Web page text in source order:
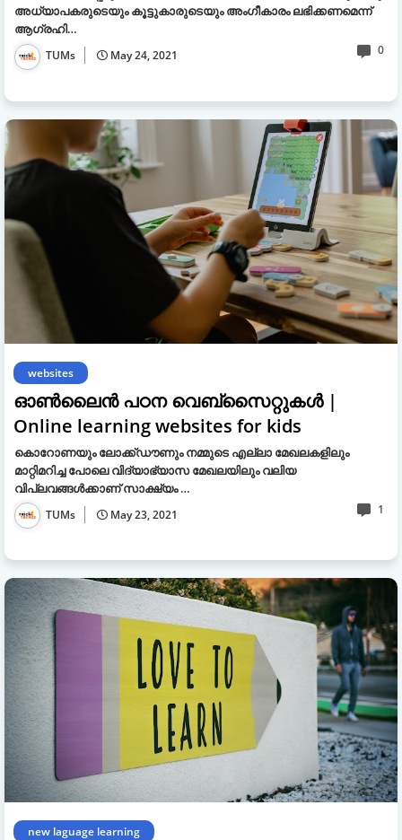
അധ്യാപകരുടെയും കൂട്ടുകാരുടെയും അംഗീകാരം ലഭിക്കണമെന്ന്
ആഗ്രഹി…
TUMs May 24, 2021 0
websites
ഓണ്‍ലൈന്‍ പഠന വെബ്‌സൈറ്റുകള്‍ |
Online learning websites for kids
കൊറോണയും ലോക്ക്ഡൗണും നമ്മുടെ എല്ലാ മേഖലകളിലും
മാറ്റിമറിച്ച പോലെ വിദ്യാഭ്യാസ മേഖലയിലും വലിയ
വിപ്ലവങ്ങള്‍ക്കാണ് സാക്ഷ്യം …
TUMs May 23, 2021 1
new laguage learning